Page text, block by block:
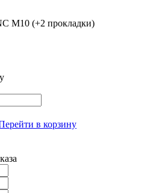
М10 (+2 прокладки)
в корзину